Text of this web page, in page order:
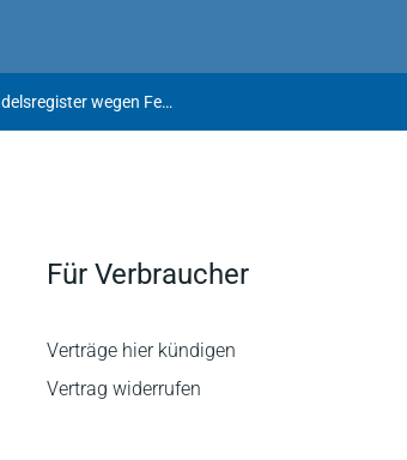
Zurückweisung der Anmeldung zum Handelsregister wegen Fehlens einer Regelung zur Ausgleichszahlung
Für Verbraucher
Verträge hier kündigen
Vertrag widerrufen